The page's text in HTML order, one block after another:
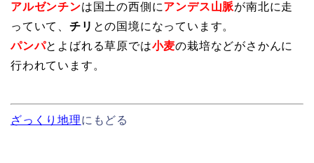
アルゼンチンは国土の西側にアンデス山脈が南北に走
っていて、 チリ との国境になっています。
パンパとよばれる草原では小麦の栽培などがさかんに
行われています。
ざっくり地理にもどる